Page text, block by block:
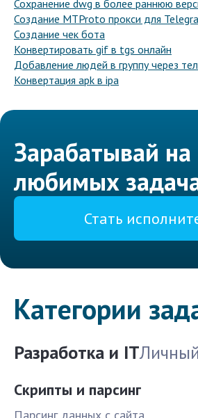
Сохранение dwg в более раннюю
Создание MTProto прокси для
Создание чек бота
Конвертировать gif в tgs онлайн
Добавление людей в группу через
Конвертация apk в ipa
Зарабатывай на
любимых
Стать
Категории
Разработка и IT
Скрипты и парсинг